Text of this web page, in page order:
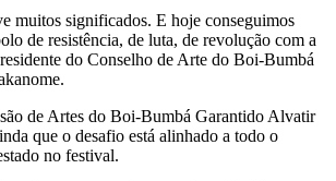
muitos significados. E hoje conseguimos
de resistência, de luta, de revolução com a
do Conselho de Arte do Boi-Bumbá
de Artes do Boi-Bumbá Garantido Alvatir
que o desafio está alinhado a todo o
no festival.